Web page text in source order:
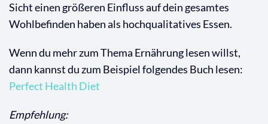
Sicht einen größeren Einfluss auf dein gesamtes
Wohlbefinden haben als hochqualitatives Essen.
Wenn du mehr zum Thema Ernährung lesen willst,
dann kannst du zum Beispiel folgendes Buch lesen:
Perfect Health Diet
Empfehlung: